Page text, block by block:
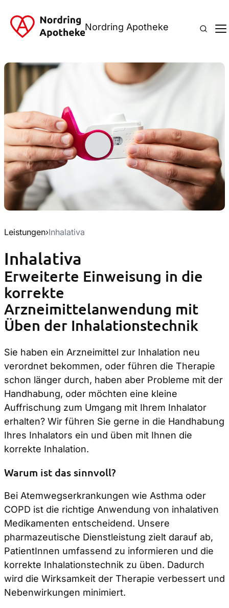
Nordring Apotheke
Leistungen›Inhalativa
Inhalativa
Erweiterte Einweisung in die
korrekte
Arzneimittelanwendung mit
Üben der Inhalationstechnik
Sie haben ein Arzneimittel zur Inhalation neu
verordnet bekommen, oder führen die Therapie
schon länger durch, haben aber Probleme mit der
Handhabung, oder möchten eine kleine
Auffrischung zum Umgang mit Ihrem Inhalator
erhalten? Wir führen Sie gerne in die Handhabung
Ihres Inhalators ein und üben mit Ihnen die
korrekte Inhalation.
Warum ist das sinnvoll?
Bei Atemwegserkrankungen wie Asthma oder
COPD ist die richtige Anwendung von inhalativen
Medikamenten entscheidend. Unsere
pharmazeutische Dienstleistung zielt darauf ab,
PatientInnen umfassend zu informieren und die
korrekte Inhalationstechnik zu üben. Dadurch
wird die Wirksamkeit der Therapie verbessert und
Nebenwirkungen minimiert.